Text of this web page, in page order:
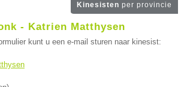
Kinesisten per provincie
- Katrien Matthysen
kunt u een e-mail sturen naar kinesist: